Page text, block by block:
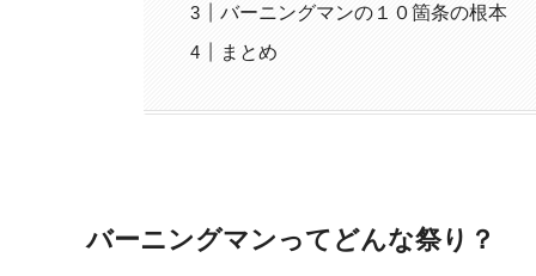
バーニングマンの１０箇条の根本
まとめ
バーニングマンってどんな祭り？